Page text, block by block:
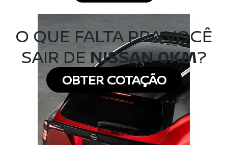
O QUE FALTA PRA VOCÊ
SAIR DENISSAN 0KM?
OBTER COTAÇÃO